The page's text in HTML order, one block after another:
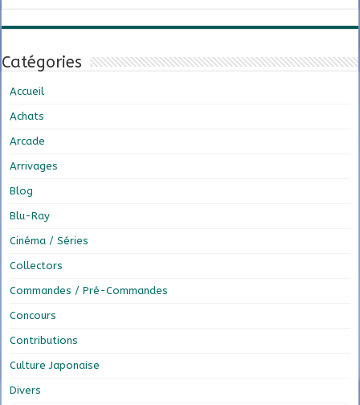
Catégories
Accueil
Achats
Arcade
Arrivages
Blog
Blu-Ray
Cinéma / Séries
Collectors
Commandes / Pré-Commandes
Concours
Contributions
Culture Japonaise
Divers